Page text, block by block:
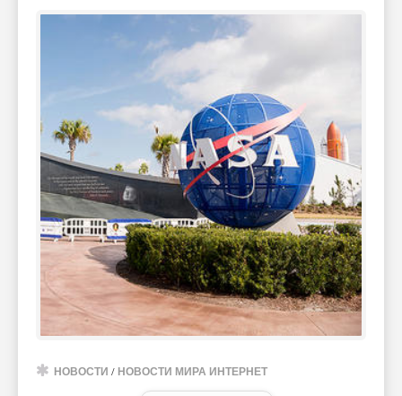
НОВОСТИ / НОВОСТИ МИРА ИНТЕРНЕТ